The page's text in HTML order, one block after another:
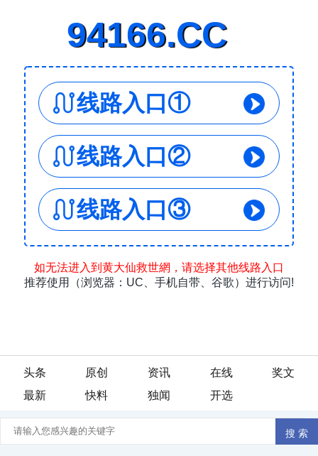
头条 原创 资讯 在线
奖文
最新
快料 独闻 开选